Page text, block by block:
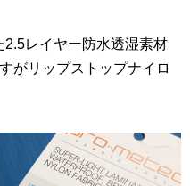
レイヤー防水透湿素材
がリップストップナイロ